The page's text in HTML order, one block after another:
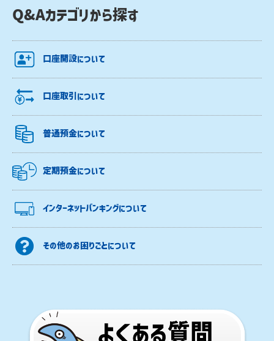
Q&Aカテゴリから探す
口座開設について
口座取引について
普通預金について
定期預金について
インターネットバンキングについて
その他のお困りごとについて